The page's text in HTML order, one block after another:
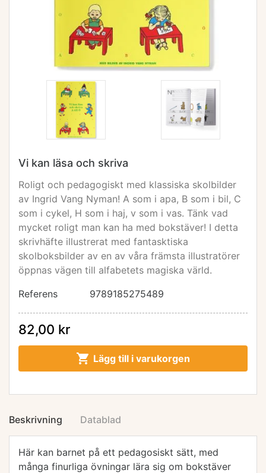
Vi kan läsa och skriva
Roligt och pedagogiskt med klassiska skolbilder
av Ingrid Vang Nyman! A som i apa, B som i bil, C
som i cykel, H som i haj, v som i vas. Tänk vad
mycket roligt man kan ha med bokstäver! I detta
skrivhäfte illustrerat med fantasktiska
skolboksbilder av en av våra främsta illustratörer
öppnas vägen till alfabetets magiska värld.
Referens
9789185275489
82,00 kr
 Lägg till i varukorgen
Beskrivning Datablad
Här kan barnet på ett pedagosiskt sätt, med
många finurliga övningar lära sig om bokstäver